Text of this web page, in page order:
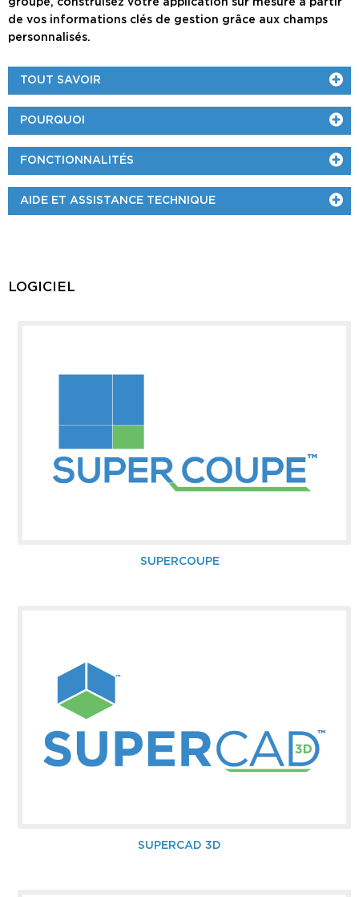
groupe, construisez votre application sur mesure à partir
de vos informations clés de gestion grâce aux champs
personnalisés.
TOUT SAVOIR
POURQUOI
FONCTIONNALITÉS
AIDE ET ASSISTANCE TECHNIQUE
LOGICIEL
SUPERCOUPE
SUPERCAD 3D